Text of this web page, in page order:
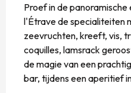
Proef in de
l'Étrave de specialiteiten
zeevruchten, kreeft, vis,
coquilles, lamsrack
de magie van een
bar, tijdens een aperitief